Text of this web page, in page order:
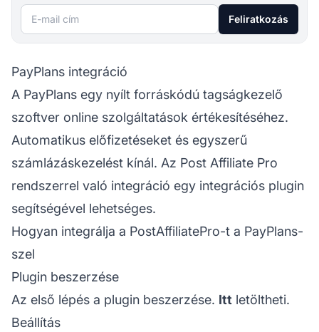
E-mail cím Feliratkozás
PayPlans integráció
A PayPlans egy nyílt forráskódú tagságkezelő
szoftver online szolgáltatások értékesítéséhez.
Automatikus előfizetéseket és egyszerű
számlázáskezelést kínál. Az Post Affiliate Pro
rendszerrel való integráció egy integrációs plugin
segítségével lehetséges.
Hogyan integrálja a PostAffiliatePro-t a PayPlans-
szel
Plugin beszerzése
Az első lépés a plugin beszerzése. Itt letöltheti.
Beállítás